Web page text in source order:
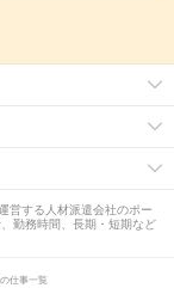
営する人材派遣会社のポー
勤務時間、長期・短期など
仕事一覧